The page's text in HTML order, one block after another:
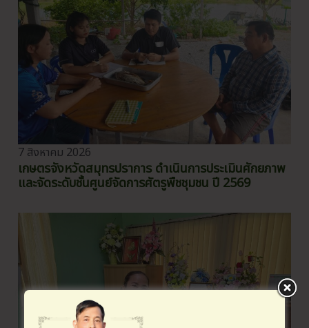
7 สิงหาคม 2026
เกษตรจังหวัดสมุทรปราการ ดำเนินการประเมินศักยภาพ
และจัดระดับชั้นศูนย์จัดการศัตรูพืชชุมชน ปี 2569